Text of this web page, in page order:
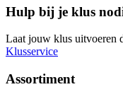
Hulp bij je klus
Laat jouw klus uitvoeren
Klusservice
Assortiment